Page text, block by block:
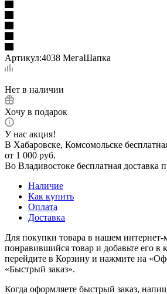
Артикул:4038 МегаШапка
Нет в наличии
Хочу в подарок
У нас акция!
В Хабаровске, Комсомольске
от 1 000 руб.
Во Владивостоке бесплатная доставка
Наличие
Как купить
Оплата
Доставка
Для покупки товара в нашем интернет-
понравившийся товар и добавьте его в
перейдите в Корзину и нажмите на
«Быстрый заказ».
Когда оформляете быстрый заказ,